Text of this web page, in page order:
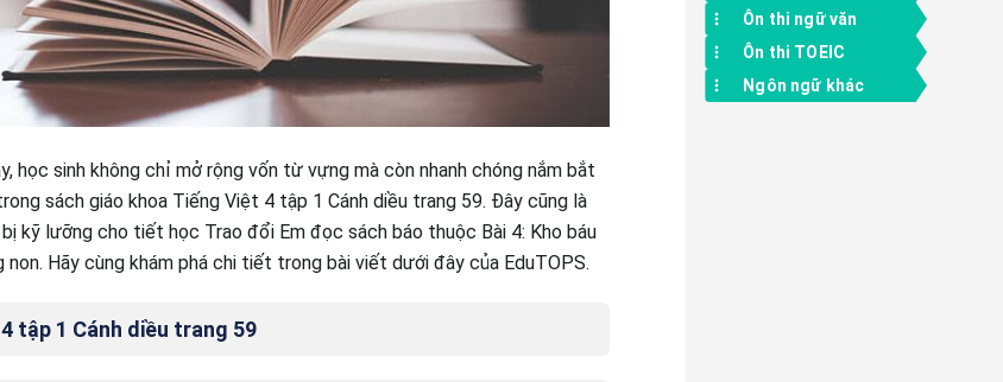
học sinh không chỉ mở rộng vốn từ vựng mà còn nhanh chóng nắm bắt
sách giáo khoa Tiếng Việt 4 tập 1 Cánh diều trang 59. Đây cũng là
kỹ lưỡng cho tiết học Trao đổi Em đọc sách báo thuộc Bài 4: Kho báu
non. Hãy cùng khám phá chi tiết trong bài viết dưới đây của EduTOPS.
tập 1 Cánh diều trang 59
Ôn thi ngữ văn
Ôn thi TOEIC
Ngôn ngữ khác